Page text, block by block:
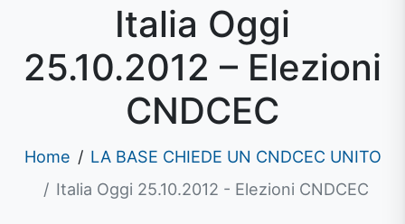
Italia Oggi
25.10.2012 – Elezioni
CNDCEC
Home
LA BASE CHIEDE UN CNDCEC UNITO
Italia Oggi 25.10.2012 - Elezioni CNDCEC